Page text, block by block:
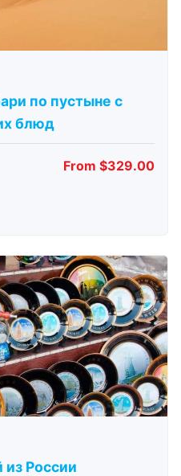
по пустыне с
блюд
From $329.00
России